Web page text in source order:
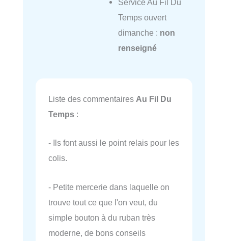
Service Au Fil Du
Temps ouvert
dimanche : non
renseigné
Liste des commentaires Au Fil Du
Temps :
- Ils font aussi le point relais pour les
colis.
- Petite mercerie dans laquelle on
trouve tout ce que l'on veut, du
simple bouton à du ruban très
moderne, de bons conseils